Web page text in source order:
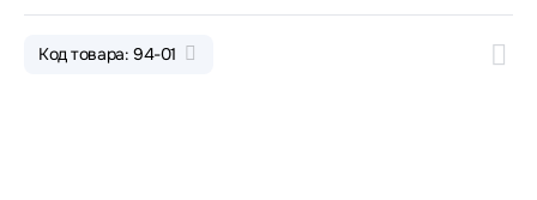
Код товара: 94-01